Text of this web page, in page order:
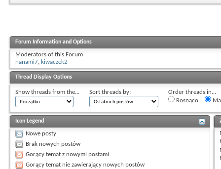
Forum Information and Options
Moderators of this Forum
nanami7, kiwaczek2
Thread Display Options
Show threads from the... Sort threads by:
Order threads in...
Rosnąco
Icon Legend
Nowe posty
Brak nowych postów
Gorący temat z nowymi postami
Gorący temat nie zawierający nowych postów